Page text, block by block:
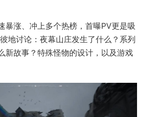
暴涨、冲上多个热榜，首曝PV更是吸
地讨论：夜幕山庄发生了什么？系列
新故事？特殊怪物的设计，以及游戏